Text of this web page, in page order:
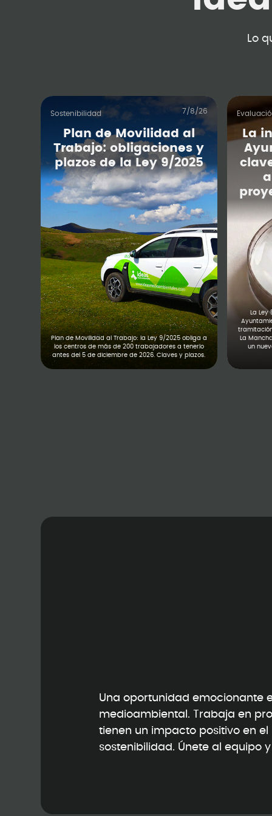
Lo
Sostenibilidad 7/8/26
Plan de Movilidad al
Trabajo: obligaciones y
plazos de la Ley 9/2025
Plan de Movilidad al Trabajo: la Ley 9/2025 obliga a
los centros de más de 200 trabajadores a tenerlo
antes del 5 de diciembre de 2026. Claves y plazos.
La
La
La
un
Una oportunidad emocionante
medioambiental. Trabaja en
tienen un impacto positivo en
sostenibilidad. Únete al equipo